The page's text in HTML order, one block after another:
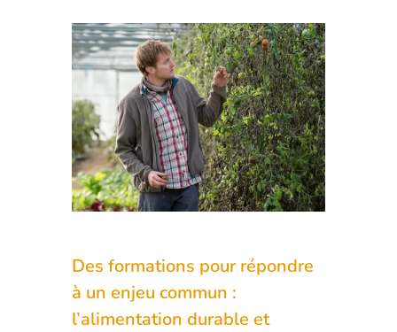
Des formations pour répondre
à un enjeu commun :
l’alimentation durable et